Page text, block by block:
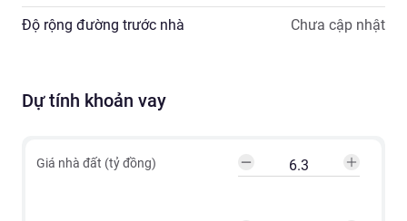
Độ rộng đường trước nhà Chưa cập nhật
Dự tính khoản vay
Giá nhà đất (tỷ đồng)